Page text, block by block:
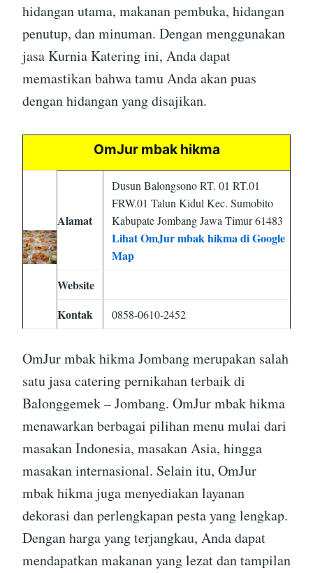
hidangan utama, makanan pembuka, hidangan
penutup, dan minuman. Dengan menggunakan
jasa Kurnia Katering ini, Anda dapat
memastikan bahwa tamu Anda akan puas
dengan hidangan yang disajikan.
OmJur mbak hikma
Alamat
Dusun Balongsono RT. 01 RT.01
FRW.01 Talun Kidul Kec. Sumobito
Kabupate Jombang Jawa Timur 61483
Lihat OmJur mbak hikma di Google
Map
Website
Kontak
0858-0610-2452
OmJur mbak hikma Jombang merupakan salah
satu jasa catering pernikahan terbaik di
Balonggemek – Jombang. OmJur mbak hikma
menawarkan berbagai pilihan menu mulai dari
masakan Indonesia, masakan Asia, hingga
masakan internasional. Selain itu, OmJur
mbak hikma juga menyediakan layanan
dekorasi dan perlengkapan pesta yang lengkap.
Dengan harga yang terjangkau, Anda dapat
mendapatkan makanan yang lezat dan tampilan